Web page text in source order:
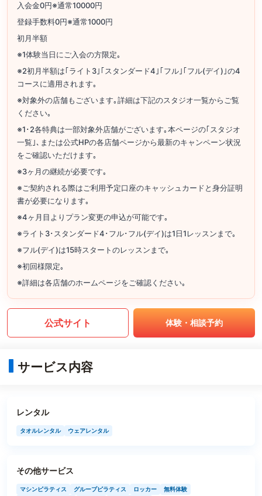
入会金0円※通常10000円
登録手数料0円※通常1000円
初月半額
※1体験当日にご入会の方限定｡
※2初月半額は｢ライト3｣｢スタンダード4｣｢フル｣｢フル(デイ)｣の4
コースに適用されます｡
※対象外の店舗もございます｡詳細は下記のスタジオ一覧からご覧
ください｡
※1･2各特典は一部対象外店舗がございます｡本ページの｢スタジオ
一覧｣､または公式HPの各店舗ページから最新のキャンペーン状況
をご確認いただけます｡
※3ヶ月の継続が必要です｡
※ご契約される際はご利用予定口座のキャッシュカードと身分証明
書が必要になります｡
※4ヶ月目よりプラン変更の申込が可能です｡
※ライト3･スタンダード4･フル･フル(デイ)は1日1レッスンまで｡
※フル(デイ)は15時スタートのレッスンまで｡
※初回様限定｡
※詳細は各店舗のホームページをご確認ください｡
公式サイト 体験・相談予約
サービス内容
レンタル
タオルレンタル ウェアレンタル
その他サービス
マシンピラティス グループピラティス ロッカー
無料体験